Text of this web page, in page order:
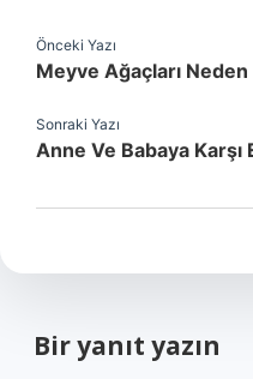
Önceki Yazı
Meyve Ağaçları Neden
Sonraki Yazı
Anne Ve Babaya Karşı
Bir yanıt yazın